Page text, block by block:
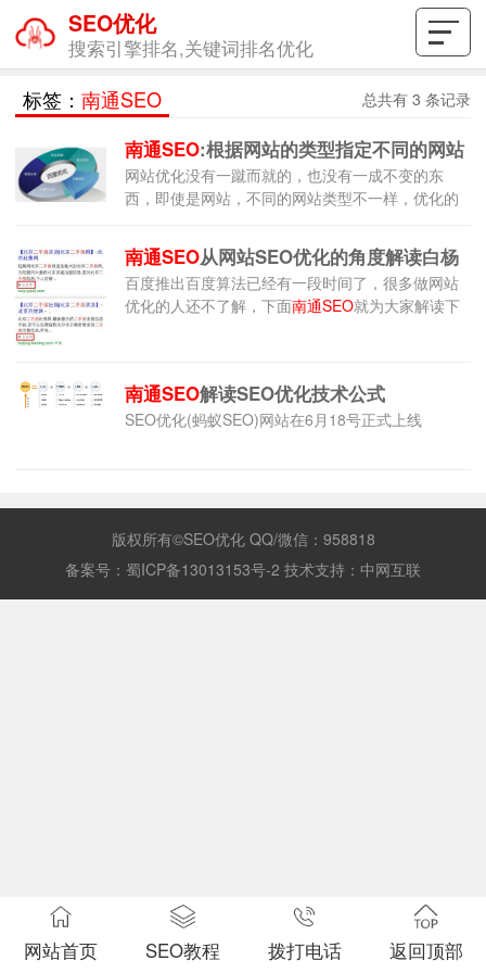
SEO优化
搜索引擎排名,关键词排名优化
标签： 南通SEO 总共有 3 条记录
南通SEO:根据网站的类型指定不同的网站
seo优化策
网站优化没有一蹴而就的，也没有一成不变的东
西，即使是网站，不同的网站类型不一样，优化的
SEO优化策略也是不尽相同的，需要具体问题具体
分析后再做最后的SEO规划。
南通SEO从网站SEO优化的角度解读白杨
算法
百度推出百度算法已经有一段时间了，很多做网站
优化的人还不了解，下面南通SEO就为大家解读下
meta标签进行声明。
南通SEO解读SEO优化技术公式
SEO优化(蚂蚁SEO)网站在6月18号正式上线
版权所有©SEO优化 QQ/微信：958818
备案号： 蜀ICP备13013153号-2 技术支持： 中网互联
网站首页 SEO教程 拨打电话 返回顶部